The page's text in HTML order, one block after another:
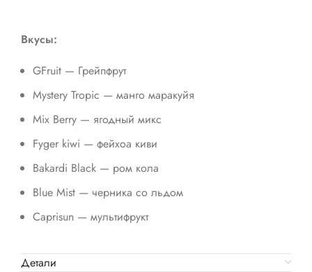
Вкусы:
GFruit — Грейпфрут
Mystery Tropic — манго маракуйя
Mix Berry — ягодный микс
Fyger kiwi — фейхоа киви
Bakardi Black — ром кола
Blue Mist — черника со льдом
Caprisun — мультифрукт
Детали